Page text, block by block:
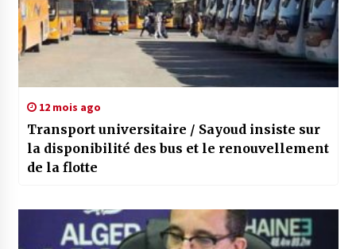
12 mois ago
Transport universitaire / Sayoud insiste sur
la disponibilité des bus et le renouvellement
de la flotte